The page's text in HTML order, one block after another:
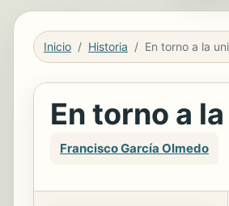
Inicio Historia
En torno a
Francisco García Olmedo